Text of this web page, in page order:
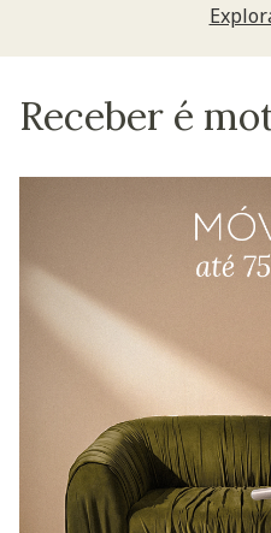
Receber é